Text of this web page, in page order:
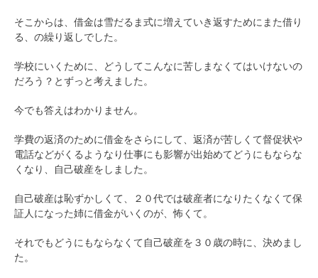
そこからは、借金は雪だるま式に増えていき返すためにまた借り
る、の繰り返しでした。
学校にいくために、どうしてこんなに苦しまなくてはいけないの
だろう？とずっと考えました。
今でも答えはわかりません。
学費の返済のために借金をさらにして、返済が苦しくて督促状や
電話などがくるようなり仕事にも影響が出始めてどうにもならな
くなり、自己破産をしました。
自己破産は恥ずかしくて、２０代では破産者になりたくなくて保
証人になった姉に借金がいくのが、怖くて。
それでもどうにもならなくて自己破産を３０歳の時に、決めまし
た。